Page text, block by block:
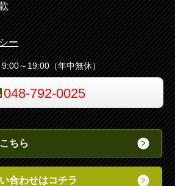
ー
～19:00（年中無休）
048-792-0025
ちら
合わせはコチラ